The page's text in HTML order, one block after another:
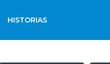
HISTORIAS